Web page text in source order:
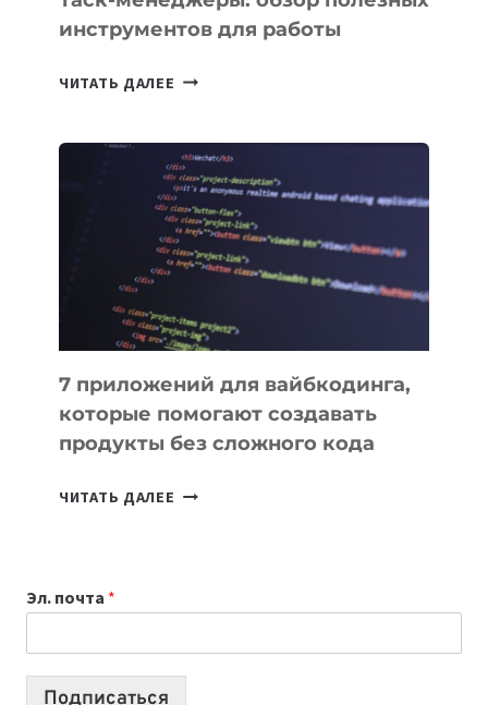
инструментов для работы
ЧИТАТЬ ДАЛЕЕ ТАСК-
ПОЛЕЗНЫХ
ИНСТРУМЕНТОВ
ДЛЯ
РАБОТЫ
7 приложений для вайбкодинга,
которые помогают создавать
продукты без сложного кода
ЧИТАТЬ ДАЛЕЕ
СОЗДАВАТЬ
ПРОДУКТЫ
Эл. почта *
Подписаться